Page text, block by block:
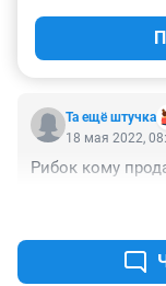
развалят
покупатель
Та ещё штучка
18 мая 2022,
Рибок кому